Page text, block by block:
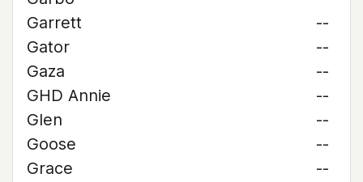
Garrett
--
Gator
--
Gaza
--
GHD Annie
--
Glen
--
Goose
--
Grace
--